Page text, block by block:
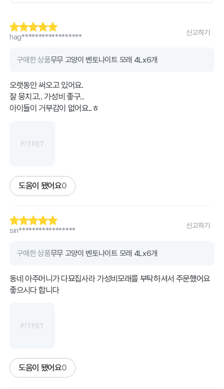
hag******************
신고하기
구매한 상품무무 고양이 벤토나이트 모래 4Lx6개
오랫동안 써오고 있어요.
잘 뭉치고.. 가성비 좋구..
아이들이 거부감이 없어요..ㅎ
도움이 됐어요0
sin*****************
신고하기
구매한 상품무무 고양이 벤토나이트 모래 4Lx6개
동네 아주머니가 다묘집사라 가성비모래를 부탁하셔서 주문했어요
좋으시다 합니다
도움이 됐어요0